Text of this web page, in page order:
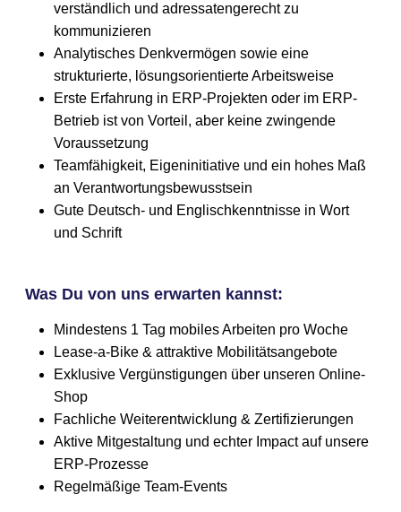
verständlich und adressatengerecht zu
kommunizieren
Analytisches Denkvermögen sowie eine
strukturierte, lösungsorientierte Arbeitsweise
Erste Erfahrung in ERP-Projekten oder im ERP-
Betrieb ist von Vorteil, aber keine zwingende
Voraussetzung
Teamfähigkeit, Eigeninitiative und ein hohes Maß
an Verantwortungsbewusstsein
Gute Deutsch- und Englischkenntnisse in Wort
und Schrift
Was Du von uns erwarten kannst:
Mindestens 1 Tag mobiles Arbeiten pro Woche
Lease-a-Bike & attraktive Mobilitätsangebote
Exklusive Vergünstigungen über unseren Online-
Shop
Fachliche Weiterentwicklung & Zertifizierungen
Aktive Mitgestaltung und echter Impact auf unsere
ERP-Prozesse
Regelmäßige Team-Events